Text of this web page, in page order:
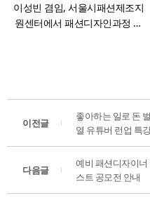
이성빈 겸임, 서울시패션제조지
원센터에서 패션디자인과정 학
이전글
좋아하는 일로 돈
열 유튜버 런업 특
다음글
예비 패션디자이
스트 공모전 안내